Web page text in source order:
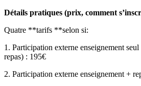
Détails pratiques (prix, comment
Quatre **tarifs **selon si:
1. Participation externe enseignement seul
repas) : 195€
2. Participation externe enseignement +